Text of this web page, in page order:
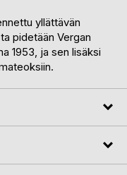
yllättävän
pidetään Vergan
1953, ja sen lisäksi